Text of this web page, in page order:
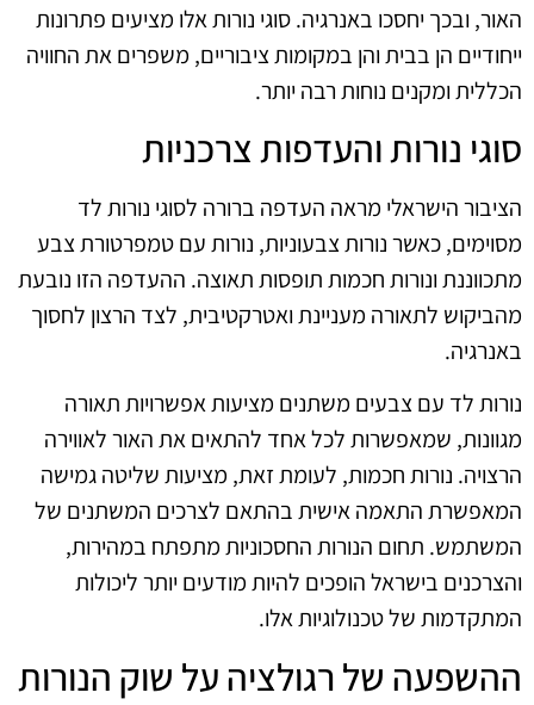
האור, ובכך יחסכו באנרגיה. סוגי נורות אלו מציעים פתרונות
ייחודיים הן בבית והן במקומות ציבוריים, משפרים את החוויה
הכללית ומקנים נוחות רבה יותר.
סוגי נורות והעדפות צרכניות
הציבור הישראלי מראה העדפה ברורה לסוגי נורות לד
מסוימים, כאשר נורות צבעוניות, נורות עם טמפרטורת צבע
מתכווננת ונורות חכמות תופסות תאוצה. ההעדפה הזו נובעת
מהביקוש לתאורה מעניינת ואטרקטיבית, לצד הרצון לחסוך
באנרגיה.
נורות לד עם צבעים משתנים מציעות אפשרויות תאורה
מגוונות, שמאפשרות לכל אחד להתאים את האור לאווירה
הרצויה. נורות חכמות, לעומת זאת, מציעות שליטה גמישה
המאפשרת התאמה אישית בהתאם לצרכים המשתנים של
המשתמש. תחום הנורות החסכוניות מתפתח במהירות,
והצרכנים בישראל הופכים להיות מודעים יותר ליכולות
המתקדמות של טכנולוגיות אלו.
ההשפעה של רגולציה על שוק הנורות